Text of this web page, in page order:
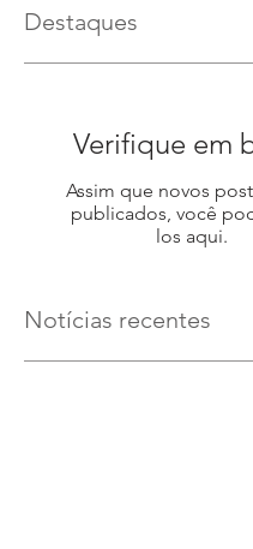
Destaques
Verifique em
Assim que novos
publicados, você
los aqui.
Notícias recentes